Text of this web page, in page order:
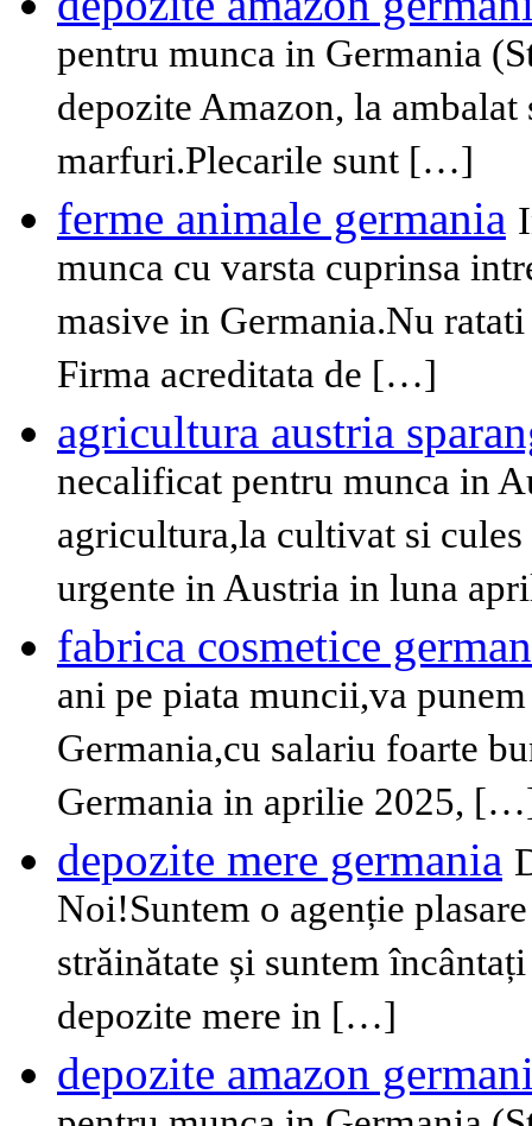
pentru munca in Germania
depozite Amazon, la
marfuri.Plecarile sunt […]
ferme animale germania
munca cu varsta cuprinsa
masive in Germania.Nu
Firma acreditata de […]
agricultura austria
necalificat pentru munca in
agricultura,la cultivat si
urgente in Austria in luna
fabrica cosmetice
ani pe piata muncii,va
Germania,cu salariu foarte
Germania in aprilie 2025,
depozite mere germania
Noi!Suntem o agenție
străinătate și suntem
depozite mere in […]
depozite amazon